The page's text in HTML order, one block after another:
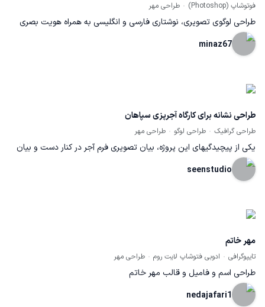
فوتوشاپ (Photoshop)
طراحی مهر
طراحی لوگوی تصویری، نوشتاری فارسی و انگلیسی به همراه هویت بصری
شامل رنگ های سازمانی، پترن اختصاصی و ترکیب بندی و چیدمان لوگو
minaz67
طراحی نشانه برای کارگاه آجرپزی سپاهان
طراحی گرافیک طراحی لوگو طراحی مهر
یکی از پیچیدگیهای این پروژه، بیان تصویری فرم آجر در کنار دست و بیان
آن له شکلی کاملا هندسی بود که مد نظر سفارش دهنده نیز بود. از سویی
seenstudio
مهر خاتم
تایپوگرافی ادوبی فتوشاپ لایت روم طراحی مهر
طراحی اسم و فامیل و قالب مهر خاتم
nedajafari1